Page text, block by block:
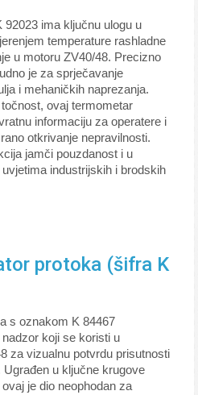
ima ključnu ulogu u
temperature rashladne
u motoru ZV40/48. Precizno
je za sprječavanje
i mehaničkih naprezanja.
ovaj termometar
informaciju za operatere i
otkrivanje nepravilnosti.
jamči pouzdanost i u
industrijskih i brodskih
protoka (šifra K
s oznakom K 84467
koji se koristi u
za vizualnu potvrdu prisutnosti
u ključne krugove
je dio neophodan za